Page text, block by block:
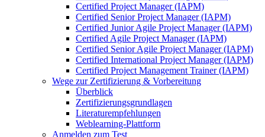
Certified Project Manager (IAPM)
Certified Senior Project Manager (IAPM)
Certified Junior Agile Project Manager (IAPM)
Certified Agile Project Manager (IAPM)
Certified Senior Agile Project Manager (IAPM)
Certified International Project Manager (IAPM)
Certified Project Management Trainer (IAPM)
Wege zur Zertifizierung & Vorbereitung
Überblick
Zertifizierungsgrundlagen
Literaturempfehlungen
Weblearning-Plattform
Anmelden zum Test